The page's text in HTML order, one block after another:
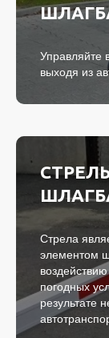
Управляйте
выходя из
Стрела
элементом
погодных
результате